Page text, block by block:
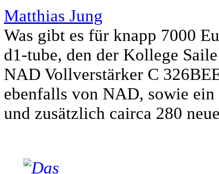
Matthias Jung
Was gibt es für knapp 7000
d1-tube, den der Kollege
NAD Vollverstärker C
ebenfalls von NAD, sowie
und zusätzlich cairca 280